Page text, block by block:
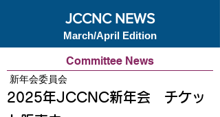
JCCNC NEWS
March/April Edition
Committee News
新年会委員会
2025年JCCNC新年会 チケッ